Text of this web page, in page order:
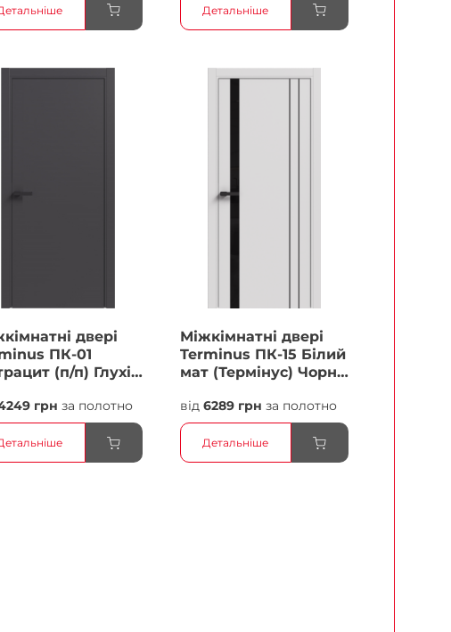
Детальніше
двері
ПК-01
(п/п) Глухі
грн за полотно
Міжкімнатні двері
Terminus ПК-15 Білий
мат (Термінус) Чорне
від 6289 грн за полотно
Детальніше